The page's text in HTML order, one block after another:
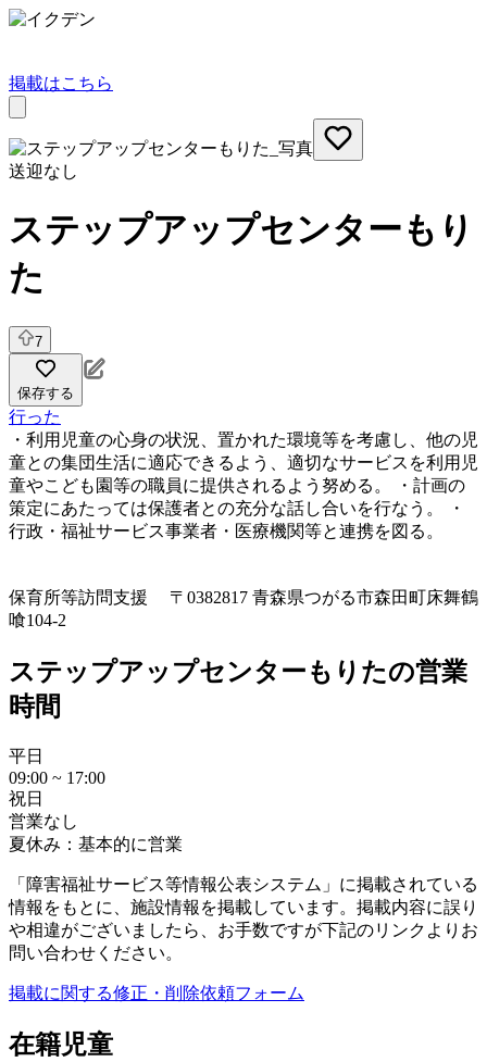
掲載はこちら
送迎なし
ステップアップセンターもり
た
7
保存する
行った
・利用児童の心身の状況、置かれた環境等を考慮し、他の児
童との集団生活に適応できるよう、適切なサービスを利用児
童やこども園等の職員に提供されるよう努める。 ・計画の
策定にあたっては保護者との充分な話し合いを行なう。 ・
行政・福祉サービス事業者・医療機関等と連携を図る。
保育所等訪問支援 〒0382817 青森県つがる市森田町床舞鶴
喰104-2
ステップアップセンターもりたの営業
時間
平日
09:00 ~ 17:00
祝日
営業なし
夏休み：基本的に営業
「障害福祉サービス等情報公表システム」に掲載されている
情報をもとに、施設情報を掲載しています。掲載内容に誤り
や相違がございましたら、お手数ですが下記のリンクよりお
問い合わせください。
掲載に関する修正・削除依頼フォーム
在籍児童